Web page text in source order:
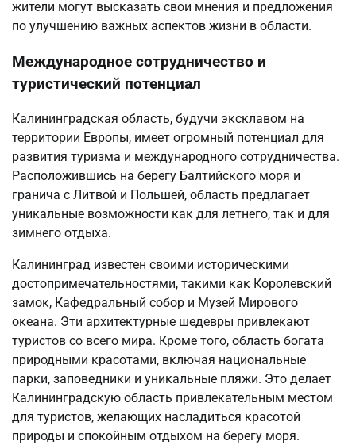
жители могут высказать свои мнения и предложения
по улучшению важных аспектов жизни в области.
Международное сотрудничество и
туристический потенциал
Калининградская область, будучи эксклавом на
территории Европы, имеет огромный потенциал для
развития туризма и международного сотрудничества.
Расположившись на берегу Балтийского моря и
гранича с Литвой и Польшей, область предлагает
уникальные возможности как для летнего, так и для
зимнего отдыха.
Калининград известен своими историческими
достопримечательностями, такими как Королевский
замок, Кафедральный собор и Музей Мирового
океана. Эти архитектурные шедевры привлекают
туристов со всего мира. Кроме того, область богата
природными красотами, включая национальные
парки, заповедники и уникальные пляжи. Это делает
Калининградскую область привлекательным местом
для туристов, желающих насладиться красотой
природы и спокойным отдыхом на берегу моря.